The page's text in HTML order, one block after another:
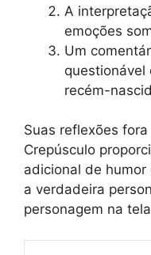
A
emoções
Um
questionável
recém-
Suas reflexões
Crepúsculo
adicional de
a verdadeira
personagem na